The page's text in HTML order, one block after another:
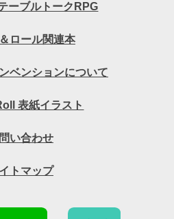
ーブルトークRPG
ロール関連本
ベンションについて
表紙イラスト
い合わせ
トマップ